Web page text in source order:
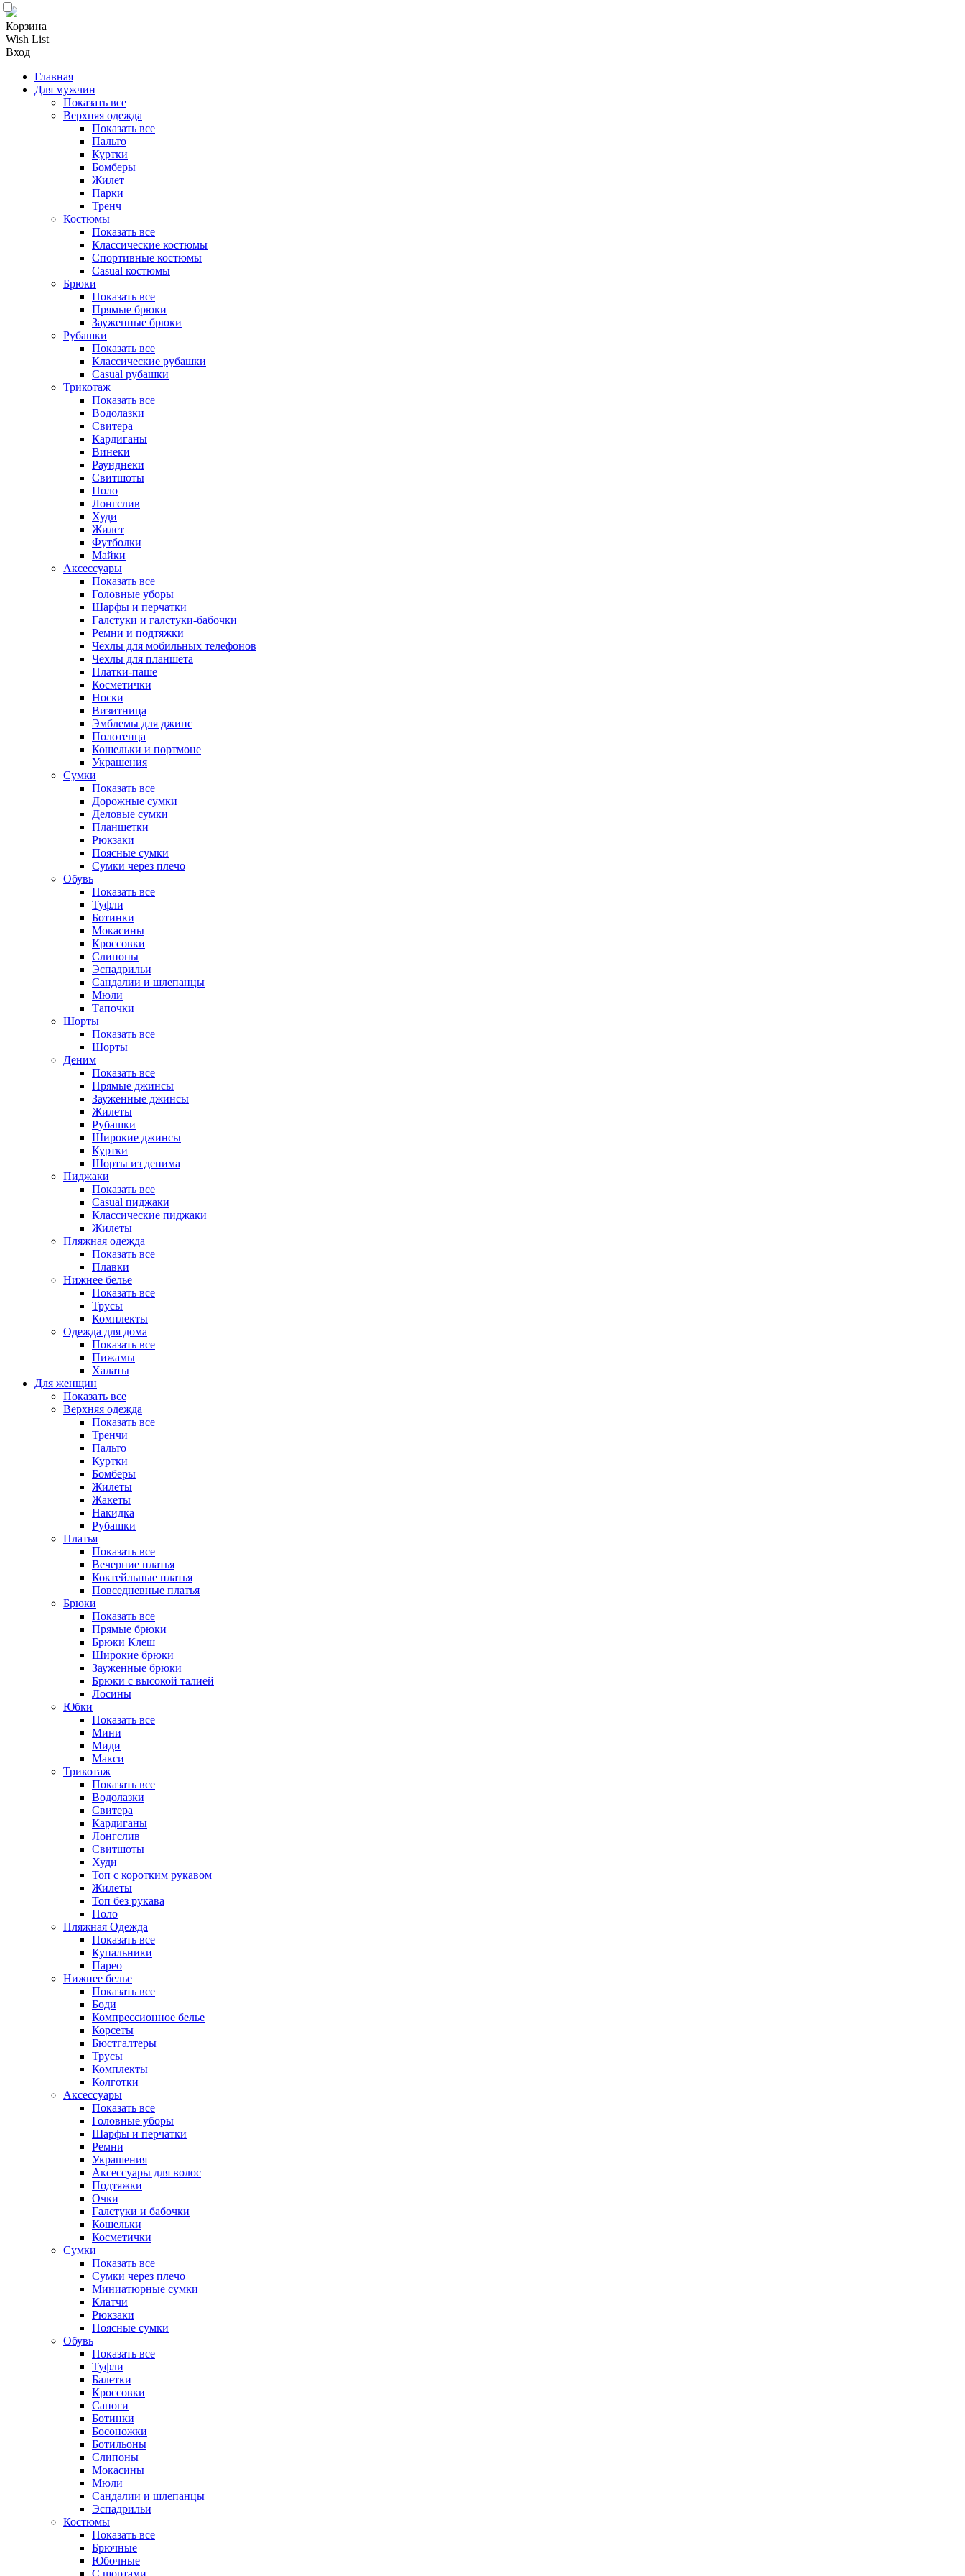
Корзина
Wish List
Вход
Главная
Для мужчин
Показать все
Верхняя одежда
Показать все
Пальто
Куртки
Бомберы
Жилет
Парки
Тренч
Костюмы
Показать все
Классические костюмы
Спортивные костюмы
Casual костюмы
Брюки
Показать все
Прямые брюки
Зауженные брюки
Рубашки
Показать все
Классические рубашки
Casual рубашки
Трикотаж
Показать все
Водолазки
Свитера
Кардиганы
Винеки
Раунднеки
Свитшоты
Поло
Лонгслив
Худи
Жилет
Футболки
Майки
Аксессуары
Показать все
Головные уборы
Шарфы и перчатки
Галстуки и галстуки-бабочки
Ремни и подтяжки
Чехлы для мобильных телефонов
Чехлы для планшета
Платки-паше
Косметички
Носки
Визитница
Эмблемы для джинс
Полотенца
Кошельки и портмоне
Украшения
Сумки
Показать все
Дорожные сумки
Деловые сумки
Планшетки
Рюкзаки
Поясные сумки
Сумки через плечо
Обувь
Показать все
Туфли
Ботинки
Мокасины
Кроссовки
Слипоны
Эспадрильи
Сандалии и шлепанцы
Мюли
Тапочки
Шорты
Показать все
Шорты
Деним
Показать все
Прямые джинсы
Зауженные джинсы
Жилеты
Рубашки
Широкие джинсы
Куртки
Шорты из денима
Пиджаки
Показать все
Casual пиджаки
Классические пиджаки
Жилеты
Пляжная одежда
Показать все
Плавки
Нижнее белье
Показать все
Трусы
Комплекты
Одежда для дома
Показать все
Пижамы
Халаты
Для женщин
Показать все
Верхняя одежда
Показать все
Тренчи
Пальто
Куртки
Бомберы
Жилеты
Жакеты
Накидка
Рубашки
Платья
Показать все
Вечерние платья
Коктейльные платья
Повседневные платья
Брюки
Показать все
Прямые брюки
Брюки Клеш
Широкие брюки
Зауженные брюки
Брюки с высокой талией
Лосины
Юбки
Показать все
Мини
Миди
Макси
Трикотаж
Показать все
Водолазки
Свитера
Кардиганы
Лонгслив
Свитшоты
Худи
Топ с коротким рукавом
Жилеты
Топ без рукава
Поло
Пляжная Одежда
Показать все
Купальники
Парео
Нижнее белье
Показать все
Боди
Компрессионное белье
Корсеты
Бюстгалтеры
Трусы
Комплекты
Колготки
Аксессуары
Показать все
Головные уборы
Шарфы и перчатки
Ремни
Украшения
Аксессуары для волос
Подтяжки
Очки
Галстуки и бабочки
Кошельки
Косметички
Сумки
Показать все
Сумки через плечо
Миниатюрные cумки
Клатчи
Рюкзаки
Поясные сумки
Обувь
Показать все
Туфли
Балетки
Кроссовки
Сапоги
Ботинки
Босоножки
Ботильоны
Слипоны
Мокасины
Мюли
Сандалии и шлепанцы
Эспадрильи
Костюмы
Показать все
Брючные
Юбочные
С шортами